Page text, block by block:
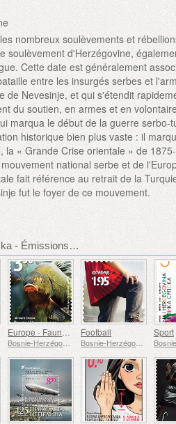
nombreux soulèvements et
soulèvement d'Herzégovine,
Cette date est généralement
entre les insurgés serbes et
de Nevesinje, et qui s'étendit
du soutien, en armes et en
marqua le début de la guerre serbo-
historique bien plus vaste : il
« Grande Crise orientale » de
national serbe et de
fait référence au retrait de la
fut le foyer de ce mouvement.
Bosnie-Herzégovine - République de Srpska - Émissions de timbre recommandées
Europe - Faune et Flore Sous-Marines
Bosnie-Herzégovine - République de Srpska
Football
Bosnie-Herzégovine - République de Srpska
Sport